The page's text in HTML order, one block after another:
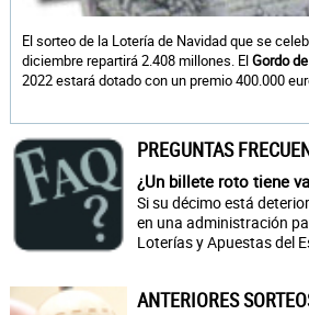
El sorteo de la Lotería de Navidad que se
diciembre repartirá 2.408 millones. ElGordo
2022 estará dotado con un premio 400.000
PREGUNTAS
¿Un billete roto tiene
Si su décimo está
en una administración
Loterías y Apuestas del
ANTERIORES